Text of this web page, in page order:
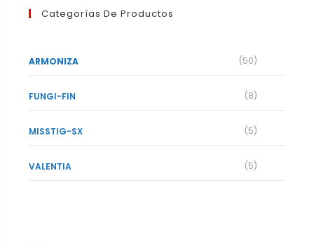
Categorías De Productos
ARMONIZA (50)
FUNGI-FIN (8)
MISSTIG-SX (5)
VALENTIA (5)